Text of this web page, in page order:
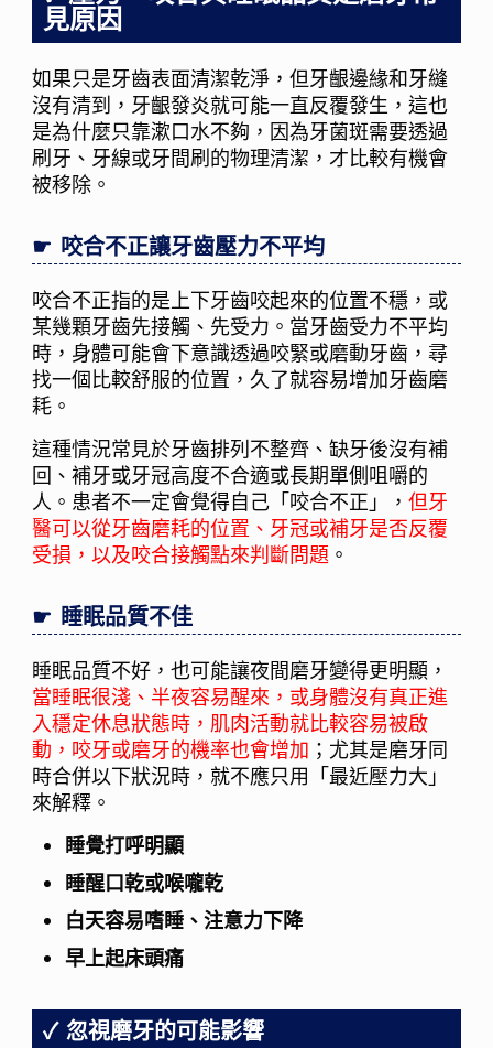
見原因
如果只是牙齒表面清潔乾淨，但牙齦邊緣和牙縫
沒有清到，牙齦發炎就可能一直反覆發生，這也
是為什麼只靠漱口水不夠，因為牙菌斑需要透過
刷牙、牙線或牙間刷的物理清潔，才比較有機會
被移除。
咬合不正讓牙齒壓力不平均
咬合不正指的是上下牙齒咬起來的位置不穩，或
某幾顆牙齒先接觸、先受力。當牙齒受力不平均
時，身體可能會下意識透過咬緊或磨動牙齒，尋
找一個比較舒服的位置，久了就容易增加牙齒磨
耗。
這種情況常見於牙齒排列不整齊、缺牙後沒有補
回、補牙或牙冠高度不合適或長期單側咀嚼的
人。患者不一定會覺得自己「咬合不正」，但牙
醫可以從牙齒磨耗的位置、牙冠或補牙是否反覆
受損，以及咬合接觸點來判斷問題 。
睡眠品質不佳
睡眠品質不好，也可能讓夜間磨牙變得更明顯，
當睡眠很淺、半夜容易醒來，或身體沒有真正進
入穩定休息狀態時，肌肉活動就比較容易被啟
動，咬牙或磨牙的機率也會增加 ；尤其是磨牙同
時合併以下狀況時，就不應只用「最近壓力大」
來解釋。
睡覺打呼明顯
睡醒口乾或喉嚨乾
白天容易嗜睡、注意力下降
早上起床頭痛
忽視磨牙的可能影響